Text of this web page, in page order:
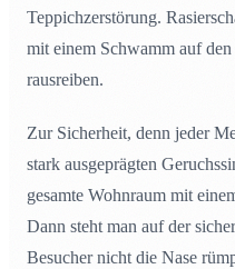
Teppichzerstörung.
mit einem Schwamm auf
rausreiben.
Zur Sicherheit, denn jeder
stark ausgeprägten
gesamte Wohnraum mit
Dann steht man auf der
Besucher nicht die Nase